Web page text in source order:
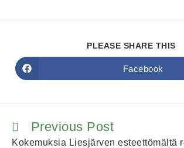
PLEASE SHARE THIS
Facebook
Previous Post
Kokemuksia Liesjärven esteettömältä